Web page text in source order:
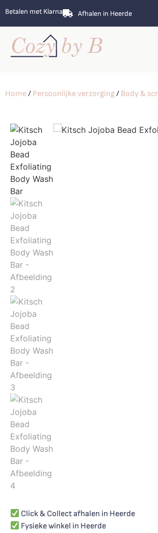
Betalen met Klarna Afhalen in Heerde
Home/ Persoonlijke verzorging/ Body &
Click & Collect afhalen in Heerde
Fysieke winkel in Heerde